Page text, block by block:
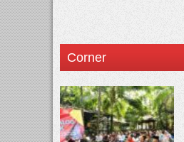
Corner